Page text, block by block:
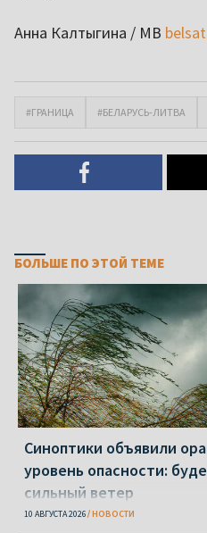
Анна Калтыгина / MB
#ГРАНИЦА #БЕЛАРУСЬ-ЛИТВА
БОЛЬШЕ ПО ЭТОЙ ТЕМЕ
Синоптики объявили
уровень опасности:
сильный ветер
10 АВГУСТА 2026 НОВОСТИ